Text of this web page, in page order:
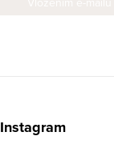
áInstagram